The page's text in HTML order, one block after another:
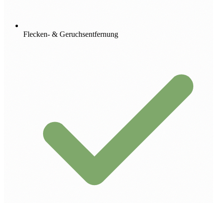
Flecken- & Geruchsentfernung